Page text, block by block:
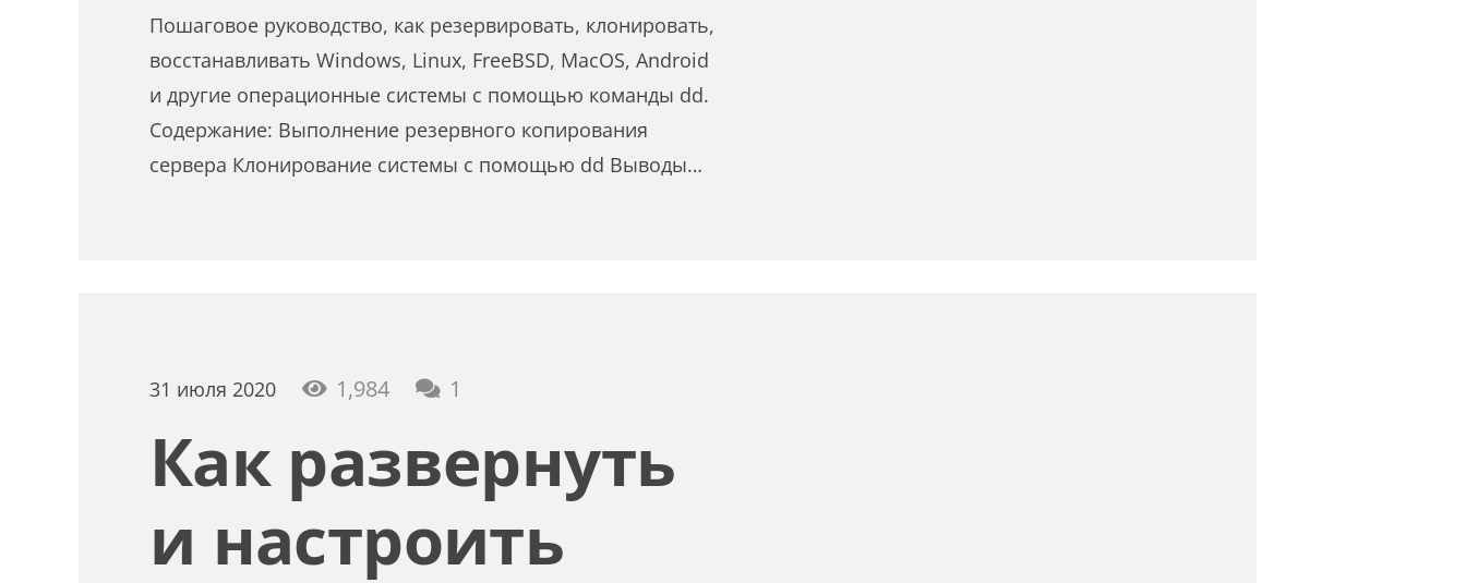
Пошаговое руководство, как резервировать, клонировать,
восстанавливать Windows, Linux, FreeBSD, MacOS, Android
и другие операционные системы с помощью команды dd.
Содержание: Выполнение резервного копирования
сервера Клонирование системы с помощью dd Выводы…
31 июля 2020 1,984 1
Как развернуть
и настроить